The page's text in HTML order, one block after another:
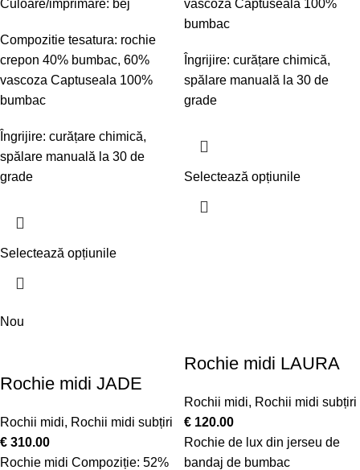
Culoare/imprimare: bej
Compozitie tesatura: rochie
crepon 40% bumbac, 60%
vascoza Captuseala 100%
bumbac
Îngrijire: curățare chimică,
spălare manuală la 30 de
grade
Selectează opțiunile
vascoza Captuseala 100%
bumbac
Îngrijire: curățare chimică,
spălare manuală la 30 de
grade
Selectează opțiunile
Nou
Rochie midi JADE
Rochii midi, Rochii midi subțiri
€ 310.00
Rochie midi Compoziție: 52%
Rochie midi LAURA
Rochii midi, Rochii midi subțiri
€ 120.00
Rochie de lux din jerseu de
bandaj de bumbac